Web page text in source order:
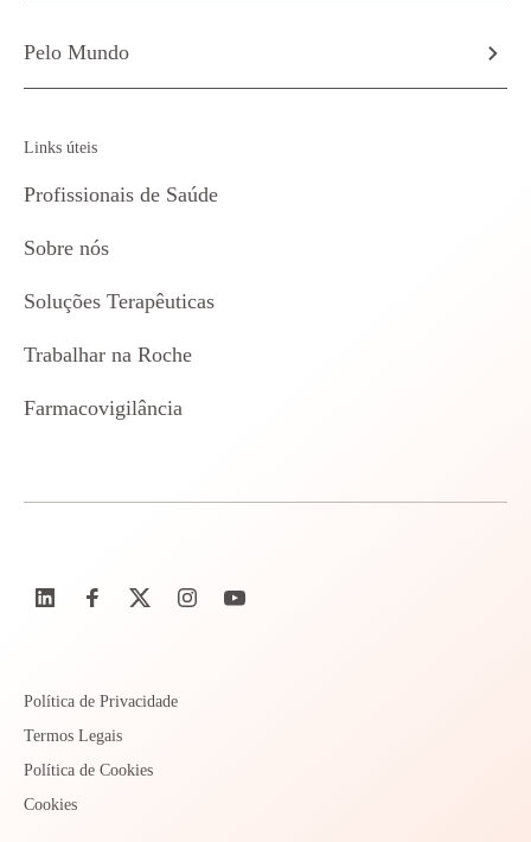
Pelo Mundo
Links úteis
Profissionais de Saúde
Sobre nós
Soluções Terapêuticas
Trabalhar na Roche
Farmacovigilância
Política de Privacidade
Termos Legais
Política de Cookies
Cookies